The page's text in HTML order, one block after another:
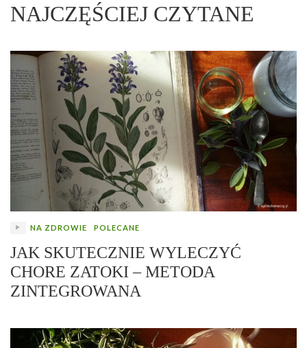
NAJCZĘŚCIEJ CZYTANE
NA ZDROWIE POLECANE
JAK SKUTECZNIE WYLECZYĆ
CHORE ZATOKI – METODA
ZINTEGROWANA